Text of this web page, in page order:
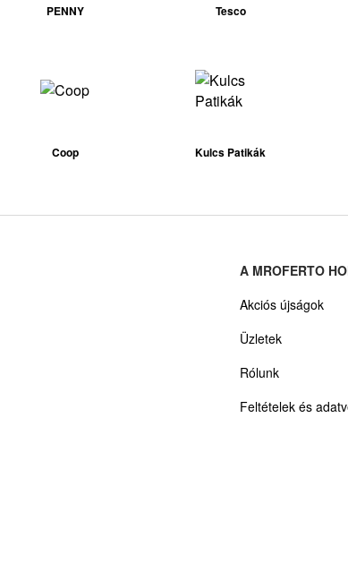
PENNY Tesco
Coop Kulcs Patikák
A MROFERTO
Akciós újságok
Üzletek
Rólunk
Feltételek és